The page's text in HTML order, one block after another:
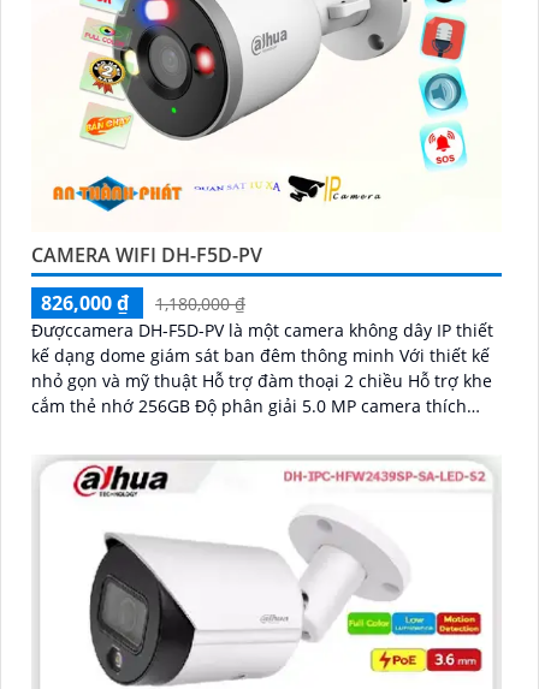
CAMERA WIFI DH-F5D-PV
826,000 ₫
1,180,000 ₫
Đượccamera DH-F5D-PV là một camera không dây IP thiết
kế dạng dome giám sát ban đêm thông minh Với thiết kế
nhỏ gọn và mỹ thuật Hỗ trợ đàm thoại 2 chiều Hỗ trợ khe
cắm thẻ nhớ 256GB Độ phân giải 5.0 MP camera thích